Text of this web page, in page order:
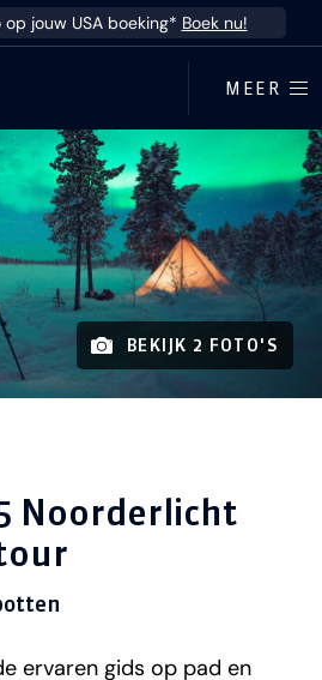
jouw USA boeking* Boek nu!
MEER
BEKIJK 2 FOTO'S
Noorderlicht
ervaren gids op pad en